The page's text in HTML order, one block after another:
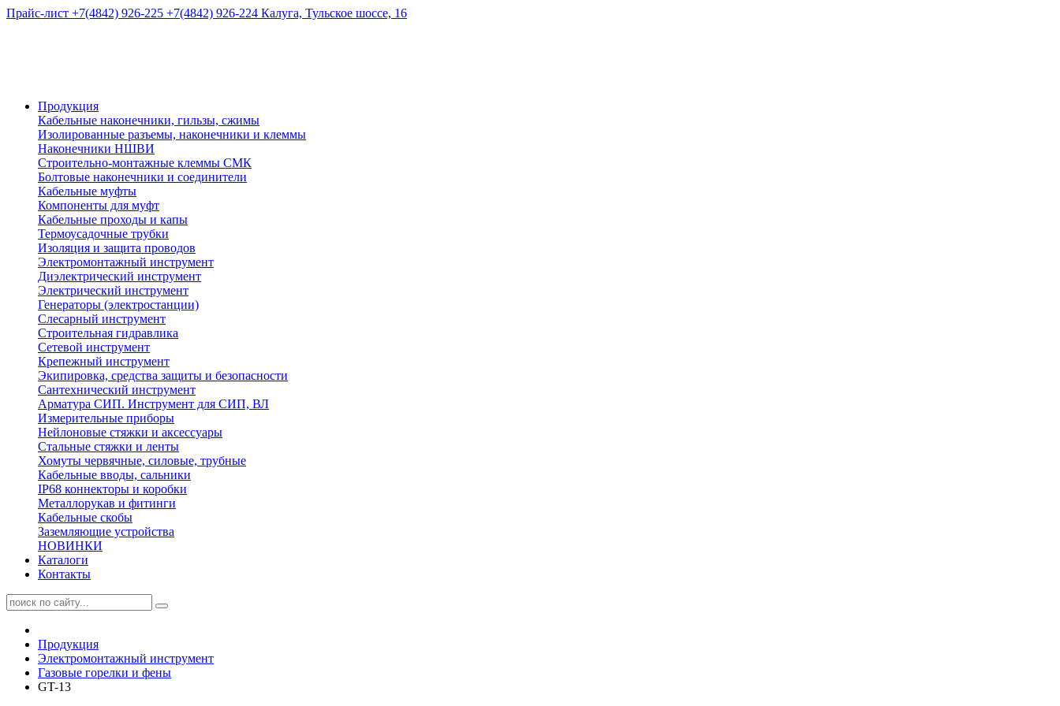
Прайс-лист +7(4842) 926-225 +7(4842) 926-224 Калуга, Тульское шоссе, 16
Продукция
Кабельные наконечники, гильзы, сжимы
Изолированные разъемы, наконечники и клеммы
Наконечники НШВИ
Строительно-монтажные клеммы СМК
Болтовые наконечники и соединители
Кабельные муфты
Компоненты для муфт
Кабельные проходы и капы
Термоусадочные трубки
Изоляция и защита проводов
Электромонтажный инструмент
Диэлектрический инструмент
Электрический инструмент
Генераторы (электростанции)
Слесарный инструмент
Строительная гидравлика
Сетевой инструмент
Крепежный инструмент
Экипировка, средства защиты и безопасности
Сантехнический инструмент
Арматура СИП. Инструмент для СИП, ВЛ
Измерительные приборы
Нейлоновые стяжки и аксессуары
Стальные стяжки и ленты
Хомуты червячные, силовые, трубные
Кабельные вводы, сальники
IP68 коннекторы и коробки
Металлорукав и фитинги
Кабельные скобы
Заземляющие устройства
НОВИНКИ
Каталоги
Контакты
Продукция
Электромонтажный инструмент
Газовые горелки и фены
GT-13